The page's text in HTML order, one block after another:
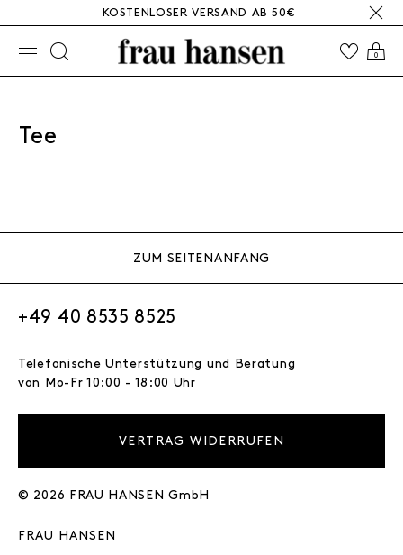
KOSTENLOSER VERSAND AB 50€
0
☰
Tee
ZUM SEITENANFANG
+49 40 8535 8525
Telefonische Unterstützung und Beratung
von Mo-Fr 10:00 - 18:00 Uhr
VERTRAG WIDERRUFEN
© 2026 FRAU HANSEN GmbH
FRAU HANSEN